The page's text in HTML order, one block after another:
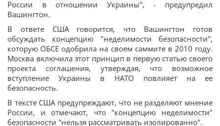
России в отношении Украины", - предупредил
Вашингтон.
В ответе США говорится, что Вашингтон готов
обсуждать концепцию "неделимости безопасности",
которую ОБСЕ одобрила на своем саммите в 2010 году.
Москва включила этот принцип в первую статью своего
проекта соглашения, утверждая, что возможное
вступление Украины в НАТО повлияет на ее
безопасность.
В тексте США предупреждают, что не разделяют мнение
России, и отмечают, что "концепцию неделимости"
безопасности "нельзя рассматривать изолированно".